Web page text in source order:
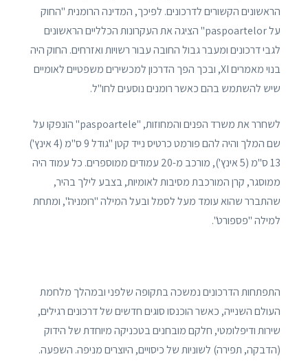
הראשונים הקשורים לדרכונים. לפיכך, המדינה הרומנית "החוק
על paspoartelor" הציגה את העקרונות הכלליים הראשונים
לגבי דרכונים ומעבר גבול החובה עבור רשויות ואזרחים. החוק היה
בנוי מאמרים XI, ובכך הפך הדרכון למכשירים משפטיים לאומיים
שיש להשתמש בהם כאשר רומנים נוסעים לחו"ל.
לשחרר את משרד הפנים והמחוזות, "paspoartele" הונפקו על
שם המלך והיה להם פורמט כרטיס נייד קטן "גודל 9 ס"מ (4 אינץ')
13 ס"מ (5 אינץ'), מורכב מ-20 עמודים ממוספרים. כל עמוד היה
ממוסגר, קרן המורכבת מסיבות לאומיות, בצבע לילך בהיר,
שהתברר שהוא עומד מעל לסמל ובעל המילה "רומניה", ומתחת
למילה "פספורט".
התפתחות הדרכונים נמשכה בתקופה שלפני ובמהלך מלחמת
העולם השנייה, כאשר הוכנסו סוגים חדשים של דרכונים רגילים,
שירות ודיפלומטי, חלקם מובחנים בטכניקה מיוחדת של הידוק
(הדבקה, תפירה) לשוניות של כיסויים, היוצרים מניפה. השפעה.